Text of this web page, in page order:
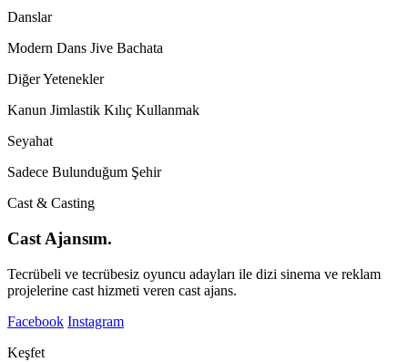
Danslar
Modern Dans Jive Bachata
Diğer Yetenekler
Kanun Jimlastik Kılıç Kullanmak
Seyahat
Sadece Bulunduğum Şehir
Cast & Casting
Cast Ajansım.
Tecrübeli ve tecrübesiz oyuncu adayları ile dizi sinema ve reklam
projelerine cast hizmeti veren cast ajans.
Facebook Instagram
Keşfet